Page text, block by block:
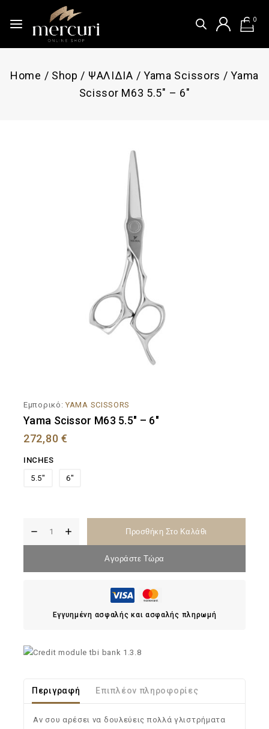
0
Home / Shop / ΨΑΛΙΔΙΑ / Yama Scissors / Yama
Scissor M63 5.5″ – 6″
Εμπορικό: YAMA SCISSORS
Yama Scissor M63 5.5″ – 6″
272,80 €
INCHES
5.5"
6"
Προσθήκη Στο Καλάθι
Αγοράστε Τώρα
Εγγυημένη ασφαλής και ασφαλής πληρωμή
Περιγραφή Επιπλέον πληροφορίες
Αν σου αρέσει να δουλεύεις πολλά γλιστρήματα